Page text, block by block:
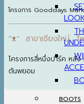
BOOTS
โครงการ Gooddays
ᵔᴥᵔ สาขาเชียงใหม่
โครงการสี่หนึ่งปาร์ค หลั
ต้นพยอม